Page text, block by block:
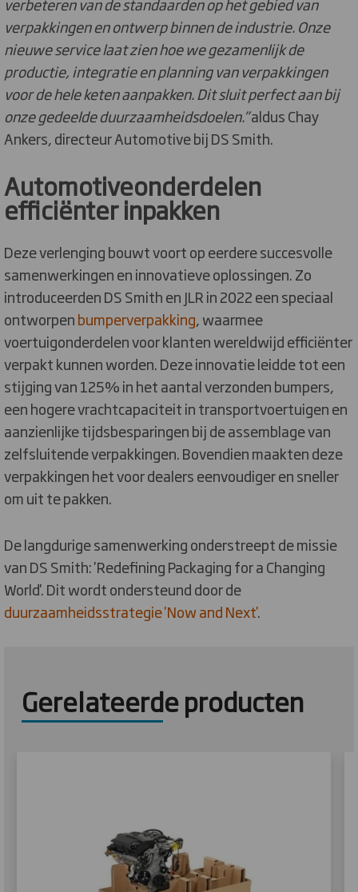
verpakkingen en ontwerp binnen de industrie. Onze
nieuwe service laat zien hoe we gezamenlijk de
productie, integratie en planning van verpakkingen
voor de hele keten aanpakken. Dit sluit perfect aan bij
onze gedeelde duurzaamheidsdoelen.”aldus Chay
Ankers, directeur Automotive bij DS Smith.
Automotiveonderdelen
efficiënter inpakken
Deze verlenging bouwt voort op eerdere succesvolle
samenwerkingen en innovatieve oplossingen. Zo
introduceerden DS Smith en JLR in 2022 een speciaal
ontworpenbumperverpakking, waarmee
voertuigonderdelen voor klanten wereldwijd efficiënter
verpakt kunnen worden. Deze innovatie leidde tot een
stijging van 125% in het aantal verzonden bumpers,
een hogere vrachtcapaciteit in transportvoertuigen en
aanzienlijke tijdsbesparingen bij de assemblage van
zelfsluitende verpakkingen. Bovendien maakten deze
verpakkingen het voor dealers eenvoudiger en sneller
om uit te pakken.
De langdurige samenwerking onderstreept de missie
van DS Smith: 'Redefining Packaging for a Changing
World'. Dit wordt ondersteund door de
duurzaamheidsstrategie 'Now and Next'.
Gerelateerde producten